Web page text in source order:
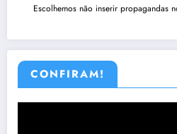
Escolhemos não inserir propagandas
CONFIRAM!